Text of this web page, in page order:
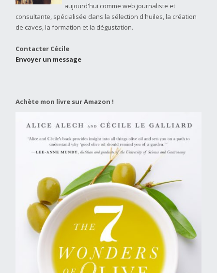
aujourd'hui comme web journaliste et
consultante, spécialisée dans la sélection d'huiles, la création
de caves, la formation et la dégustation.
Contacter Cécile
Envoyer un message
Achète mon livre sur Amazon !